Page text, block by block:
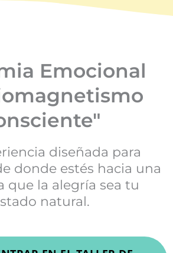
Emocional
diseñada para
donde estés hacia una
que la alegría sea tu
natural.